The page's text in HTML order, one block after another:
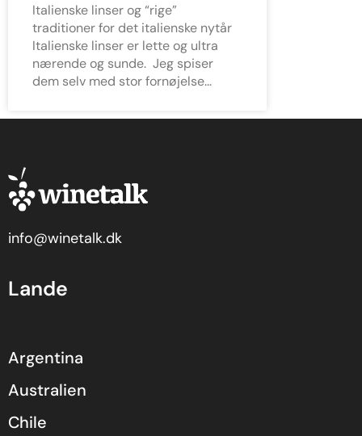
Italienske linser og “rige”
traditioner for det italienske nytår
Italienske linser er lette og ultra
nærende og sunde. Jeg spiser
dem selv med stor fornøjelse
info@winetalk.dk
Lande
Argentina
Australien
Chile